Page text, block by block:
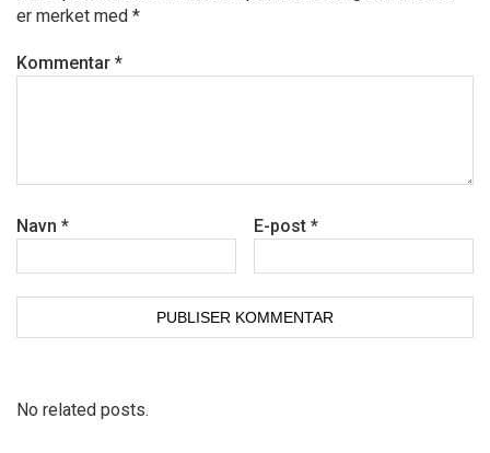
er merket med *
Kommentar *
Navn * E-post*
No related posts.